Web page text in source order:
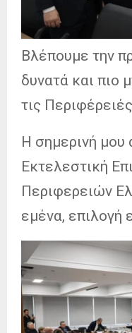
Βλέπουμε την
δυνατά και πιο
τις
Η σημερινή μου
Εκτελεστική
Περιφερειών
εμένα, επιλογή